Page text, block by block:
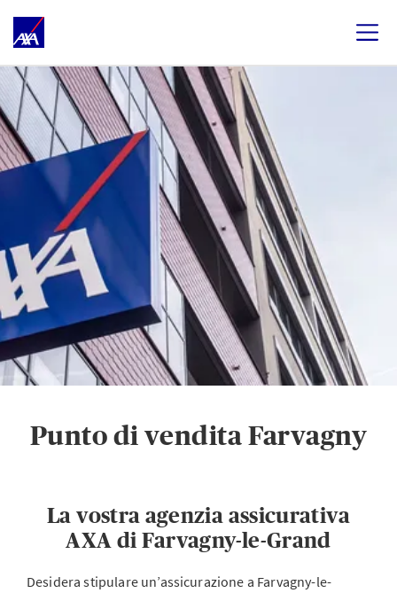
Punto di vendita Farvagny
La vostra agenzia assicurativa
AXA di Farvagny-le-Grand
Desidera stipulare un’assicurazione a Farvagny-le-